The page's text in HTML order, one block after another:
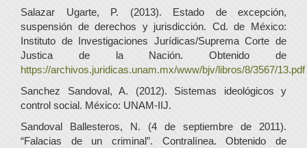
Salazar Ugarte, P. (2013). Estado de excepción,
suspensión de derechos y jurisdicción. Cd. de México:
Instituto de Investigaciones Jurídicas/Suprema Corte de
Justica de la Nación. Obtenido de
https://archivos.juridicas.unam.mx/www/bjv/libros/8/3567/13.pdf
Sanchez Sandoval, A. (2012). Sistemas ideológicos y
control social. México: UNAM-IIJ.
Sandoval Ballesteros, N. (4 de septiembre de 2011).
“Falacias de un criminal”. Contralínea. Obtenido de